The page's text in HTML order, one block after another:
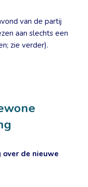
van de partij
aan slechts een
zie verder).
de nieuwe